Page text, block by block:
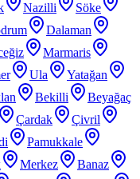
Nazilli
Söke
Dalaman
Marmaris
Ula
Yatağan
Bekilli
Beyağaç
Çardak
Çivril
Pamukkale
Merkez
Banaz